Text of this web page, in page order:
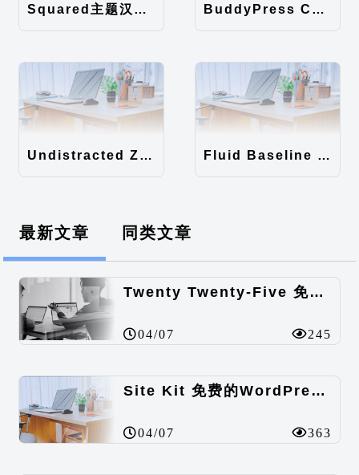
Squared主题汉化包 BuddyPress Colours主题汉化包
Undistracted Zen主题汉化包 Fluid Baseline Grid主题汉化包
最新文章 同类文章
Twenty Twenty-Five 免费的WordPress内容主题
04/07 245
Site Kit 免费的WordPress数据统计插件
04/07 363